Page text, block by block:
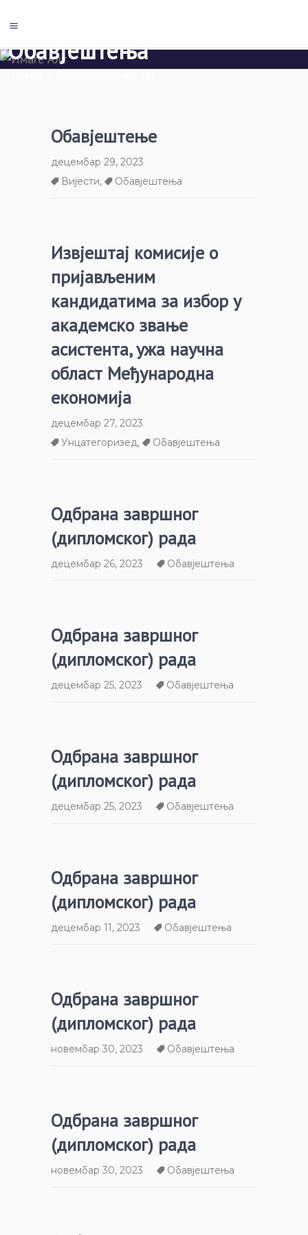
Обавјештења
Обавјештење
децембар 29, 2023
Вијести, Обавјештења
Извјештај комисије о
пријављеним
кандидатима за избор у
академско звање
асистента, ужа научна
област Међународна
економија
децембар 27, 2023
Унцатегоризед, Обавјештења
Одбрана завршног
(дипломског) рада
децембар 26, 2023 Обавјештења
Одбрана завршног
(дипломског) рада
децембар 25, 2023 Обавјештења
Одбрана завршног
(дипломског) рада
децембар 25, 2023 Обавјештења
Одбрана завршног
(дипломског) рада
децембар 11, 2023 Обавјештења
Одбрана завршног
(дипломског) рада
новембар 30, 2023 Обавјештења
Одбрана завршног
(дипломског) рада
новембар 30, 2023 Обавјештења